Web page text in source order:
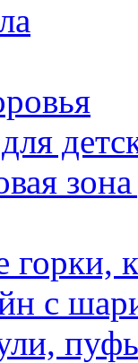
горки,
с